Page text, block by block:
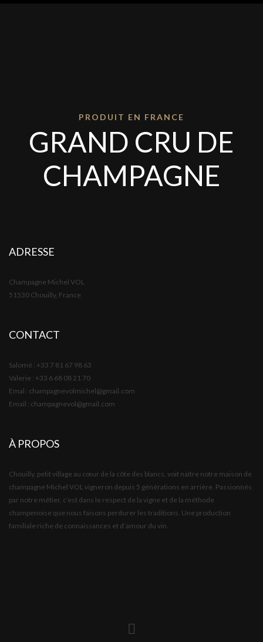
PRODUIT EN FRANCE
GRAND CRU DE
CHAMPAGNE
ADRESSE
Champagne Michel VOL
51530 Chouilly, France
CONTACT
Salomé : +33 7 81 67 98 63
Valerie : +33 6 68 08 21 70
Emal : champagnevolmichel@gmail.com
Email : champagnevol@gmail.com
À PROPOS
Chouilly, petit village au cœur de la côte des blancs, voit naître notre maison de
champagne Michel VOL vigneron depuis 5 générations en arrière. Passionnés
par notre métier, c’est dans le respect de la vigne et de la méthode
champenoise que nous faisons perdurer les traditions. Une production
familiale riche de connaissances et d’amour du vin.